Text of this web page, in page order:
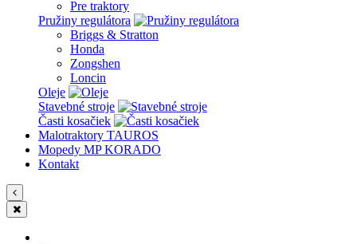
Pre traktory
Pružiny regulátora
Briggs & Stratton
Honda
Zongshen
Loncin
Oleje
Stavebné stroje
Časti kosačiek
Malotraktory TAUROS
Mopedy MP KORADO
Kontakt